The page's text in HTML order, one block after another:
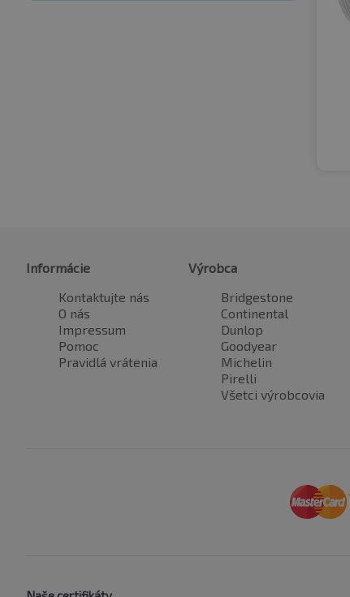
Informácie
Kontaktujte nás
O nás
Impressum
Pomoc
Pravidlá vrátenia
Výrobca
Bridgestone
Continental
Dunlop
Goodyear
Michelin
Pirelli
Všetci výrobcovia